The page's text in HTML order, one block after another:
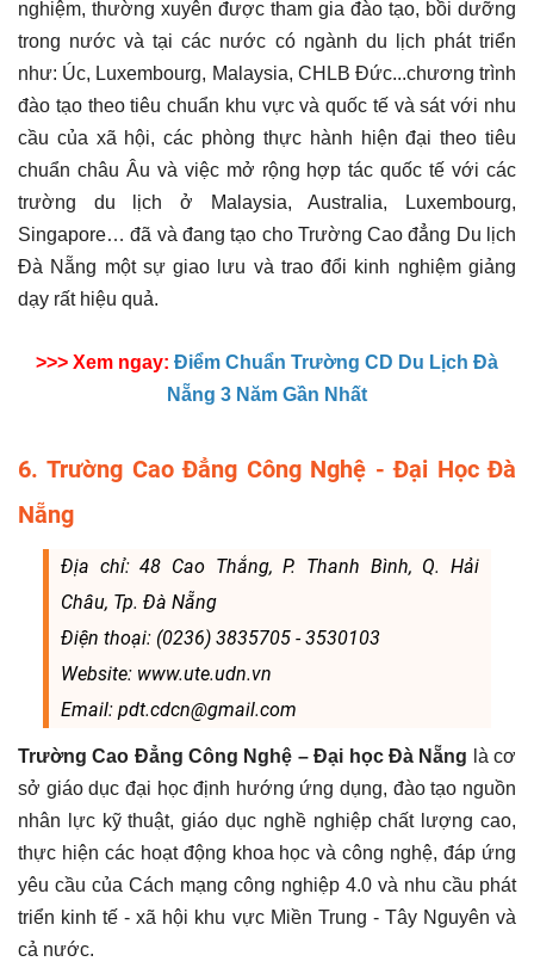
nghiệm, thường xuyên được tham gia đào tạo, bồi dưỡng
trong nước và tại các nước có ngành du lịch phát triển
như: Úc, Luxembourg, Malaysia, CHLB Đức...chương trình
đào tạo theo tiêu chuẩn khu vực và quốc tế và sát với nhu
cầu của xã hội, các phòng thực hành hiện đại theo tiêu
chuẩn châu Âu và việc mở rộng hợp tác quốc tế với các
trường du lịch ở Malaysia, Australia, Luxembourg,
Singapore… đã và đang tạo cho Trường Cao đẳng Du lịch
Đà Nẵng một sự giao lưu và trao đổi kinh nghiệm giảng
dạy rất hiệu quả.
>>> Xem ngay: Điểm Chuẩn Trường CD Du Lịch Đà
Nẵng 3 Năm Gần Nhất
6. Trường Cao Đẳng Công Nghệ - Đại Học Đà
Nẵng
Địa chỉ: 48 Cao Thắng, P. Thanh Bình, Q. Hải
Châu, Tp. Đà Nẵng
Điện thoại: (0236) 3835705 - 3530103
Website: www.ute.udn.vn
Email: pdt.cdcn@gmail.com
Trường Cao Đẳng Công Nghệ – Đại học Đà Nẵng là cơ
sở giáo dục đại học định hướng ứng dụng, đào tạo nguồn
nhân lực kỹ thuật, giáo dục nghề nghiệp chất lượng cao,
thực hiện các hoạt động khoa học và công nghệ, đáp ứng
yêu cầu của Cách mạng công nghiệp 4.0 và nhu cầu phát
triển kinh tế - xã hội khu vực Miền Trung - Tây Nguyên và
cả nước.